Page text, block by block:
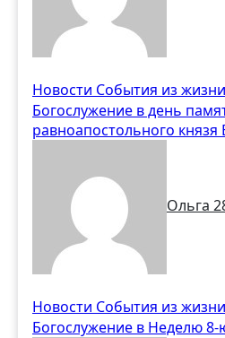
Новости События из
Богослужение в день
равноапостольного
Ольга
Новости События из
Богослужение в Неделю